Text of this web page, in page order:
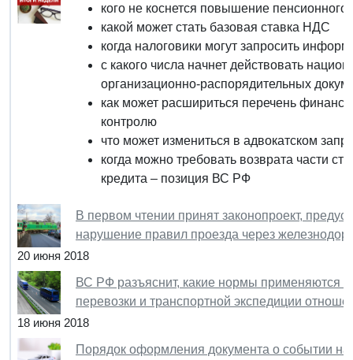
кого не коснется повышение пенсионного
какой может стать базовая ставка НДС
когда налоговики могут запросить
с какого числа начнет действовать
организационно-распорядительных
как может расшириться перечень
контролю
что может измениться в адвокатском
когда можно требовать возврата части
кредита – позиция ВС РФ
В первом чтении принят законопроект,
нарушение правил проезда через
20 июня 2018
ВС РФ разъяснит, какие нормы применяются
перевозки и транспортной экспедиции
18 июня 2018
Порядок оформления документа о событии на